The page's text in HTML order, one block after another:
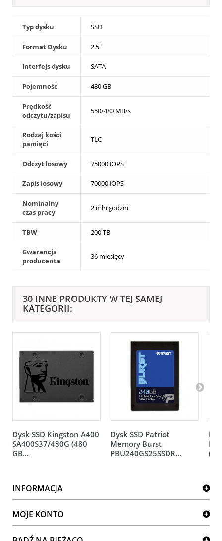
Typ dysku SSD
Format Dysku 2.5"
Interfejs dysku SATA
Pojemność 480 GB
Prędkość
odczytu/zapisu
550/480 MB/s
Rodzaj kości
pamięci
TLC
Odczyt losowy 75000 IOPS
Zapis losowy 70000 IOPS
Nominalny
czas pracy
2 mln godzin
TBW 200 TB
Gwarancja
producenta
36 miesięcy
30 INNE PRODUKTY W TEJ SAMEJ
KATEGORII:
Dysk SSD Kingston A400
SA400S37/480G (480
GB...
Dysk SSD Patriot
Memory Burst
PBU240GS25SSDR...
INFORMACJA
MOJE KONTO